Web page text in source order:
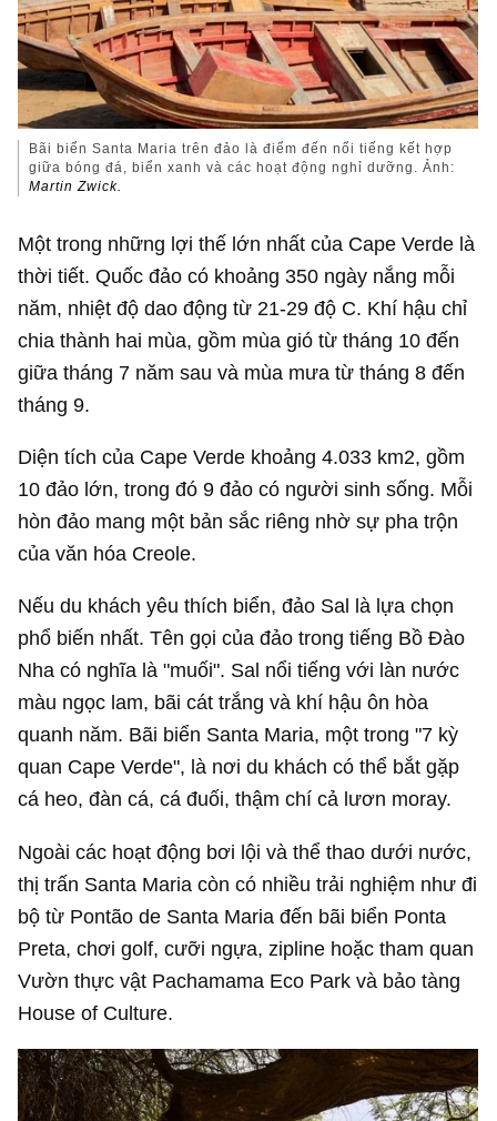
Bãi biển Santa Maria trên đảo là điểm đến nổi tiếng kết hợp
giữa bóng đá, biển xanh và các hoạt động nghỉ dưỡng. Ảnh:
Martin Zwick.
Một trong những lợi thế lớn nhất của Cape Verde là
thời tiết. Quốc đảo có khoảng 350 ngày nắng mỗi
năm, nhiệt độ dao động từ 21-29 độ C. Khí hậu chỉ
chia thành hai mùa, gồm mùa gió từ tháng 10 đến
giữa tháng 7 năm sau và mùa mưa từ tháng 8 đến
tháng 9.
Diện tích của Cape Verde khoảng 4.033 km2, gồm
10 đảo lớn, trong đó 9 đảo có người sinh sống. Mỗi
hòn đảo mang một bản sắc riêng nhờ sự pha trộn
của văn hóa Creole.
Nếu du khách yêu thích biển, đảo Sal là lựa chọn
phổ biến nhất. Tên gọi của đảo trong tiếng Bồ Đào
Nha có nghĩa là "muối". Sal nổi tiếng với làn nước
màu ngọc lam, bãi cát trắng và khí hậu ôn hòa
quanh năm. Bãi biển Santa Maria, một trong "7 kỳ
quan Cape Verde", là nơi du khách có thể bắt gặp
cá heo, đàn cá, cá đuối, thậm chí cả lươn moray.
Ngoài các hoạt động bơi lội và thể thao dưới nước,
thị trấn Santa Maria còn có nhiều trải nghiệm như đi
bộ từ Pontão de Santa Maria đến bãi biển Ponta
Preta, chơi golf, cưỡi ngựa, zipline hoặc tham quan
Vườn thực vật Pachamama Eco Park và bảo tàng
House of Culture.